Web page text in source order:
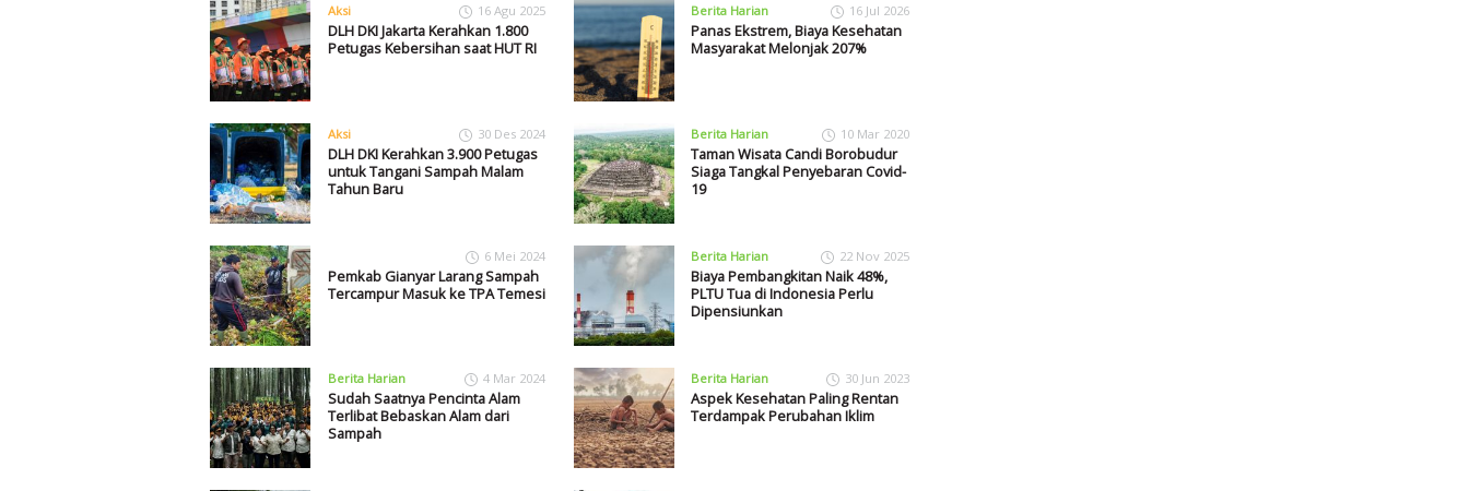
Aksi 16 Agu 2025
DLH DKI Jakarta Kerahkan 1.800
Petugas Kebersihan saat HUT RI
Aksi 30 Des 2024
DLH DKI Kerahkan 3.900 Petugas
untuk Tangani Sampah Malam
Tahun Baru
6 Mei 2024
Pemkab Gianyar Larang Sampah
Tercampur Masuk ke TPA Temesi
Berita Harian 4 Mar 2024
Sudah Saatnya Pencinta Alam
Terlibat Bebaskan Alam dari
Sampah
Berita Harian 16 Jul 2026
Panas Ekstrem, Biaya Kesehatan
Masyarakat Melonjak 207%
Berita Harian 10 Mar 2020
Taman Wisata Candi Borobudur
Siaga Tangkal Penyebaran Covid-
19
Berita Harian 22 Nov 2025
Biaya Pembangkitan Naik 48%,
PLTU Tua di Indonesia Perlu
Dipensiunkan
Berita Harian 30 Jun 2023
Aspek Kesehatan Paling Rentan
Terdampak Perubahan Iklim